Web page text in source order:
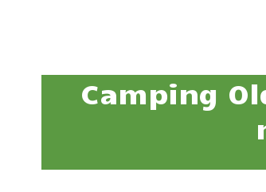
Camping